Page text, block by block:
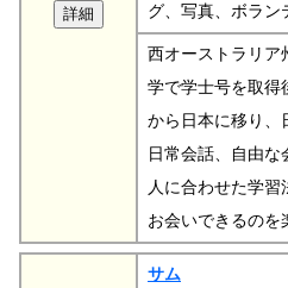
グ、写真、ボラン
西オーストラリア
学で学士号を取得
から日本に移り、
日常会話、自由な
人に合わせた学習
お会いできるのを
サム